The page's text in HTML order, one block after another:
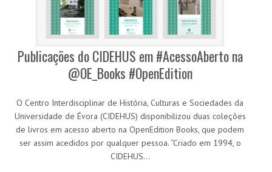
Publicações do CIDEHUS em #AcessoAberto na
@OE_Books #OpenEdition
O Centro Interdisciplinar de História, Culturas e Sociedades da
Universidade de Évora (CIDEHUS) disponibilizou duas coleções
de livros em acesso aberto na OpenEdition Books, que podem
ser assim acedidos por qualquer pessoa. “Criado em 1994, o
CIDEHUS…